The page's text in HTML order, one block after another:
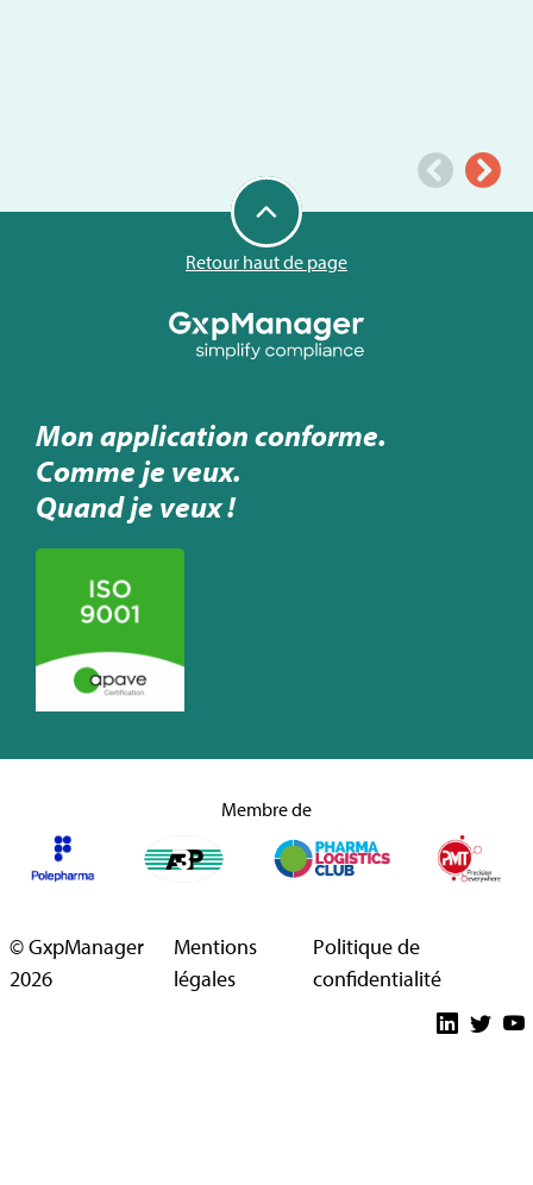
Retour haut de page
Mon application conforme.
Comme je veux.
Quand je veux !
Membre de
© GxpManager
2026
Mentions
légales
Politique de
confidentialité